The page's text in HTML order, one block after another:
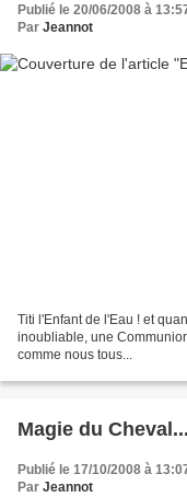
Publié le 20/06/2008 à
Par Jeannot
Titi l'Enfant de l'Eau ! et
inoubliable, une
comme nous tous...
Magie du
Publié le 17/10/2008 à
Par Jeannot